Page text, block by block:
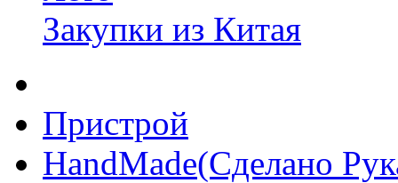
Закупки из Китая
Пристрой
HandMade(Сделано